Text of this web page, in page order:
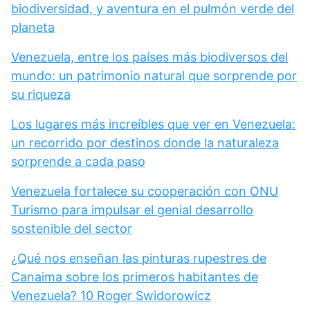
biodiversidad, y aventura en el pulmón verde del
planeta
Venezuela, entre los países más biodiversos del
mundo: un patrimonio natural que sorprende por
su riqueza
Los lugares más increíbles que ver en Venezuela:
un recorrido por destinos donde la naturaleza
sorprende a cada paso
Venezuela fortalece su cooperación con ONU
Turismo para impulsar el genial desarrollo
sostenible del sector
¿Qué nos enseñan las pinturas rupestres de
Canaima sobre los primeros habitantes de
Venezuela? 10 Roger Swidorowicz